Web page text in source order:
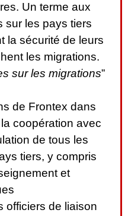
Un terme aux
sur les pays tiers
la sécurité de leurs
les migrations.
sur les migrations”
de Frontex dans
coopération avec
de tous les
tiers, y compris
et
officiers de liaison